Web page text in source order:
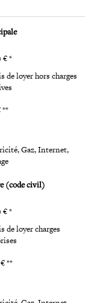
€ *
de loyer hors charges
**
Gaz, Internet,
(code civil)
€ *
de loyer charges
**